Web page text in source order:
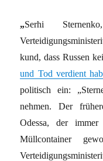
„Serhi
kund, dass Russen
und Tod verdient
politisch ein:
nehmen. Der
Odessa, der
Müllcontainer